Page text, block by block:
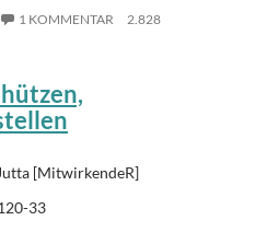
1 KOMMENTAR
2.828
[MitwirkendeR]
33